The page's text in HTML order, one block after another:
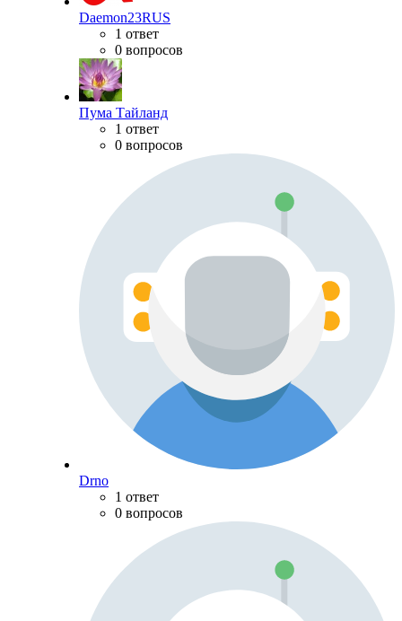
Daemon23RUS
1 ответ
0 вопросов
Пума Тайланд
1 ответ
0 вопросов
Drno
1 ответ
0 вопросов